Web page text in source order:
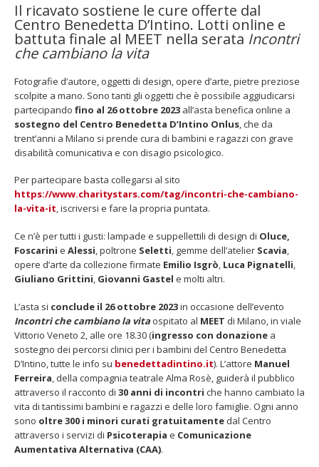
al
26
ottobre
2023
Arte
e
design
in
asta
per
bambini
con
grave
comunicativa
Il ricavato sostiene le cure offerte dal
Centro Benedetta D’Intino. Lotti online e
battuta finale al MEET nella serata Incontri
che cambiano la vita
Fotografie d’autore, oggetti di design, opere d’arte, pietre preziose
scolpite a mano. Sono tanti gli oggetti che è possibile aggiudicarsi
partecipando fino al 26 ottobre 2023 all’asta benefica online a
sostegno del Centro Benedetta D’Intino Onlus, che da
trent’anni a Milano si prende cura di bambini e ragazzi con grave
disabilità comunicativa e con disagio psicologico.
Per partecipare basta collegarsi al sito
https://www.charitystars.com/tag/incontri-che-cambiano-
la-vita-it, iscriversi e fare la propria puntata.
Ce n’è per tutti i gusti: lampade e suppellettili di design di Oluce,
Foscarini e Alessi, poltrone Seletti, gemme dell’atelier Scavia,
opere d’arte da collezione firmate Emilio Isgrò, Luca Pignatelli,
Giuliano Grittini, Giovanni Gastel e molti altri.
L’asta si conclude il 26 ottobre 2023in occasione dell’evento
Incontri che cambiano la vita ospitato al MEET di Milano, in viale
Vittorio Veneto 2, alle ore 18.30 (ingresso con donazione a
sostegno dei percorsi clinici per i bambini del Centro Benedetta
D’Intino, tutte le info su benedettadintino.it). L’attore Manuel
Ferreira, della compagnia teatrale Alma Rosè, guiderà il pubblico
attraverso il racconto di 30 anni di incontri che hanno cambiato la
vita di tantissimi bambini e ragazzi e delle loro famiglie. Ogni anno
sono oltre 300 i minori curati gratuitamente dal Centro
attraverso i servizi di Psicoterapia e Comunicazione
Aumentativa Alternativa (CAA).
Fino al 29 marzo 2026 – Anziani
malati e fragili, VIDAS lancia
una campagna per rafforzare
l’assistenza domiciliare
13 dicembre 2024 – In
carnet per le Prove Aperte
della Filarmonica della
Dicembre 14, 2024
5 ottobre 2026 –
dintorni” per festeggiare i
Giugno 15, 2026
18 e 19 dicembre 2026 –
gospel benefico per
Giugno 15, 2026